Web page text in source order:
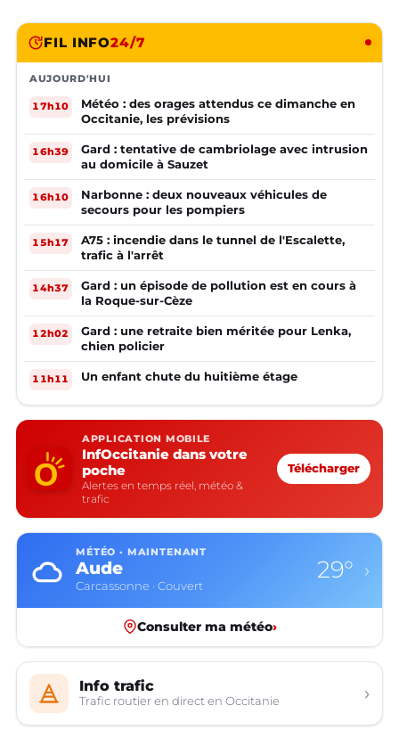
FIL INFO24/7
AUJOURD'HUI
17h10
Météo : des orages attendus ce dimanche en
Occitanie, les prévisions
16h39
Gard : tentative de cambriolage avec intrusion
au domicile à Sauzet
16h10
Narbonne : deux nouveaux véhicules de
secours pour les pompiers
15h17
A75 : incendie dans le tunnel de l'Escalette,
trafic à l'arrêt
14h37
Gard : un épisode de pollution est en cours à
la Roque-sur-Cèze
12h02
Gard : une retraite bien méritée pour Lenka,
chien policier
11h11 Un enfant chute du huitième étage
APPLICATION MOBILE
InfOccitanie dans votre
poche
Alertes en temps réel, météo &
trafic
Télécharger
MÉTÉO · MAINTENANT
Aude
Carcassonne · Couvert
29° ›
Consulter ma météo›
Info trafic
Trafic routier en direct en Occitanie ›